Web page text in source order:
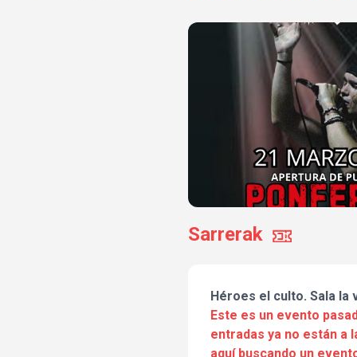
Sarrerak
Héroes el culto. Sala la
Este es un evento
entradas ya no están a
aquí buscando un